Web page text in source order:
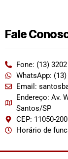
Fale
Fone: (13)
WhatsApp:
Email:
Endereço: Av.
Santos/SP
CEP: 11050-200
Horário de